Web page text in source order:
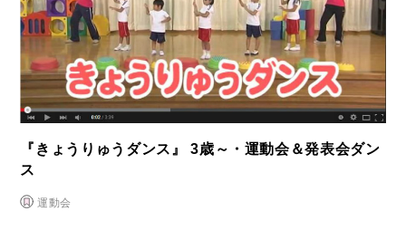
『きょうりゅうダンス』 3歳～・運動会＆発表会ダン
ス
運動会